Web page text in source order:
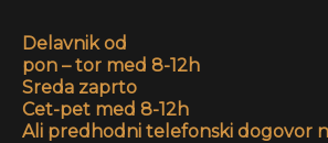
Delavnik od
pon – tor med 8-12h
Sreda zaprto
Cet-pet med 8-12h
Ali predhodni telefonski dogovor